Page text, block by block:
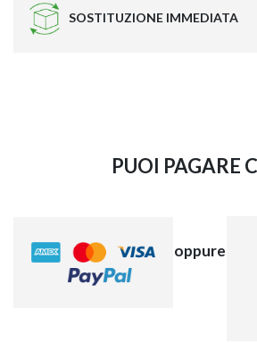
SOSTITUZIONE IMMEDIATA
PUOI PAGARE
oppure